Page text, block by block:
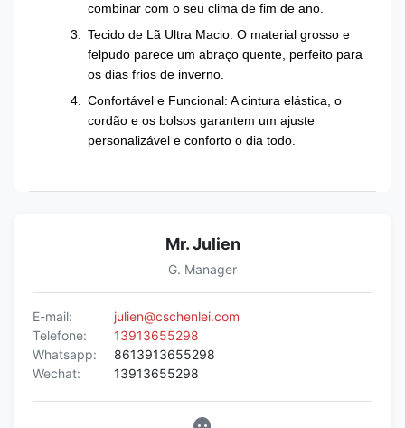
combinar com o seu clima de fim de ano.
Tecido de Lã Ultra Macio: O material grosso e
felpudo parece um abraço quente, perfeito para
os dias frios de inverno.
Confortável e Funcional: A cintura elástica, o
cordão e os bolsos garantem um ajuste
personalizável e conforto o dia todo.
Mr. Julien
G. Manager
E-mail:
julien@cschenlei.com
Telefone:
13913655298
Whatsapp:
8613913655298
Wechat:
13913655298